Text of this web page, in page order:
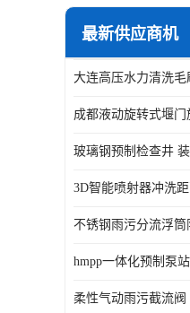
智能一体化雨水
智能一体化供水
智能一体化净水
最新供应商机